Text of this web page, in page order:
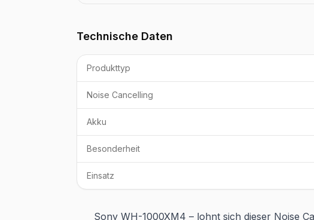
Technische Daten
Produkttyp
Noise Cancelling
Akku
Besonderheit
Einsatz
Sony WH-1000XM4 – lohnt sich dieser Noise